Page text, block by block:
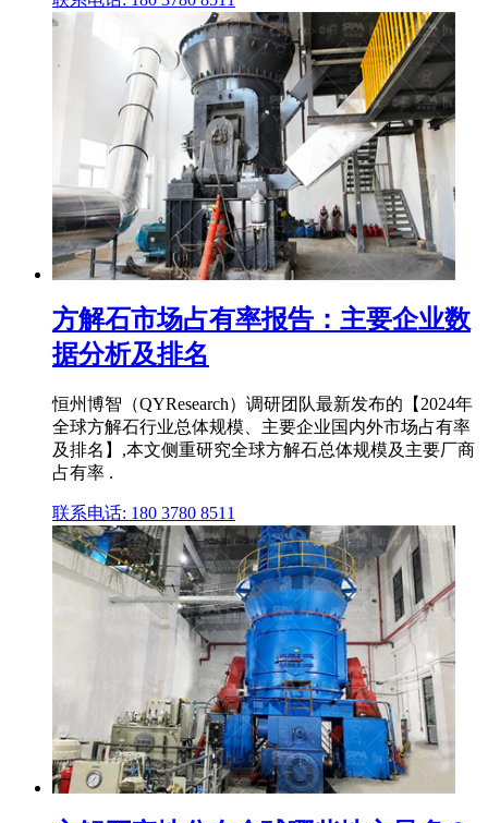
方解石市场占有率报告：主要企业数
据分析及排名
恒州博智（QYResearch）调研团队最新发布的【2024年
全球方解石行业总体规模、主要企业国内外市场占有率
及排名】,本文侧重研究全球方解石总体规模及主要厂商
占有率 .
联系电话: 180 3780 8511